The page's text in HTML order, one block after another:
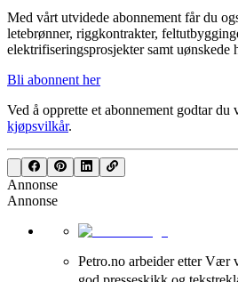
Med vårt utvidede abonnement får du
letebrønner, riggkontrakter,
elektrifiseringsprosjekter samt uønskede
Bli abonnent her
Ved å opprette et abonnement godtar du
kjøpsvilkår.
Annonse
Annonse
Petro.no arbeider etter Vær